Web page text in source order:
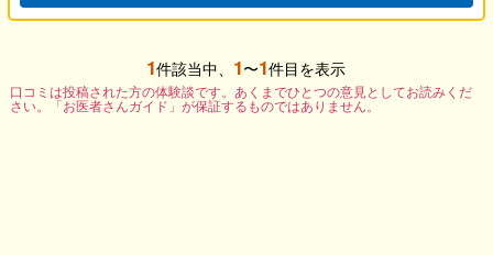
1件該当中、 1〜1件目を表示
口コミは投稿された方の体験談です。あくまでひとつの意見としてお読みくだ
さい。「お医者さんガイド」が保証するものではありません。